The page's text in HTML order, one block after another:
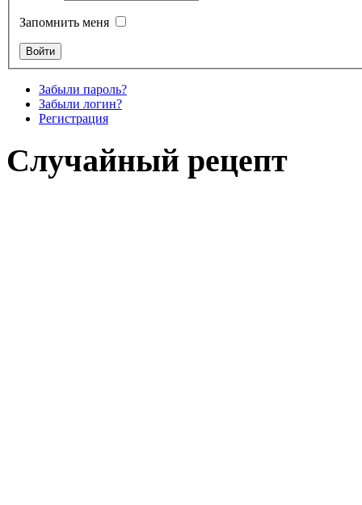
Запомнить меня
Забыли пароль?
Забыли логин?
Регистрация
Случайный рецепт